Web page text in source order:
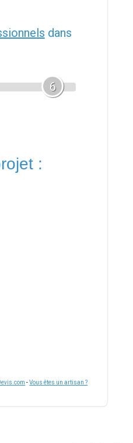
dans
6
:
-Vous êtes un artisan ?